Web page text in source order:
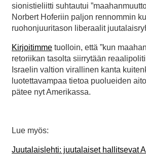
sionistieliitti suhtautui
Norbert Hoferiin paljon rennommin
ruohonjuuritason liberaalit
Kirjoitimme tuolloin, että ”kun
retoriikan tasolta siirrytään
Israelin valtion virallinen kanta
luotettavampaa tietoa puolueiden
pätee nyt Amerikassa.
Lue myös:
Juutalaislehti: juutalaiset hallitsevat